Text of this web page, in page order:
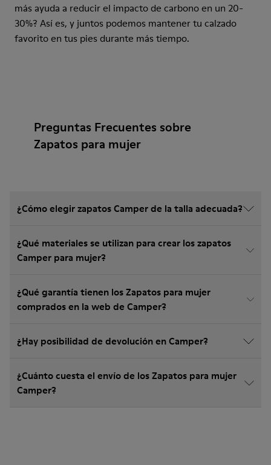
más ayuda a reducir el impacto de carbono en un 20-
30%? Así es, y juntos podemos mantener tu calzado
favorito en tus pies durante más tiempo.
Preguntas Frecuentes sobre
Zapatos para mujer
¿Cómo elegir zapatos Camper de la talla adecuada?
¿Qué materiales se utilizan para crear los zapatos
Camper para mujer?
¿Qué garantía tienen los Zapatos para mujer
comprados en la web de Camper?
¿Hay posibilidad de devolución en Camper?
¿Cuánto cuesta el envío de los Zapatos para mujer
Camper?